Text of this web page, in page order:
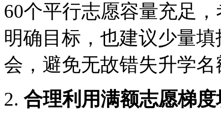
60个平行志愿容量充足
明确目标，也建议少量
会，避免无故错失升学名
2. 合理利用满额志愿梯度